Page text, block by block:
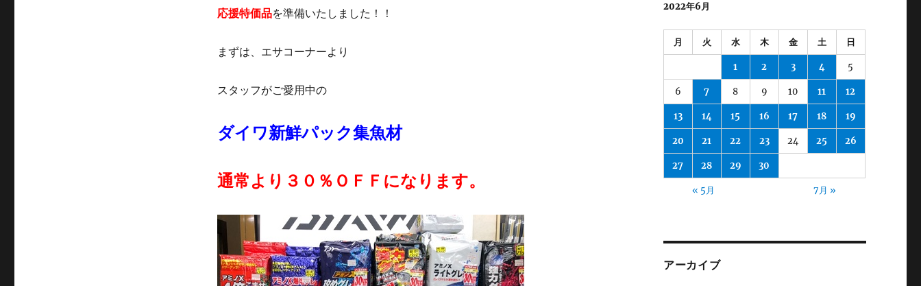
応援特価品を準備いたしました！！
まずは、エサコーナーより
スタッフがご愛用中の
ダイワ新鮮パック集魚材
通常より３０％ＯＦＦになります。
2022年6月
月 火 水 木 金 土 日
1 2 3 4 5
6 7 8 9 10 11 12
13 14 15 16 17 18 19
20 21 22 23 24 25 26
27 28 29 30
« 5月 7月 »
アーカイブ